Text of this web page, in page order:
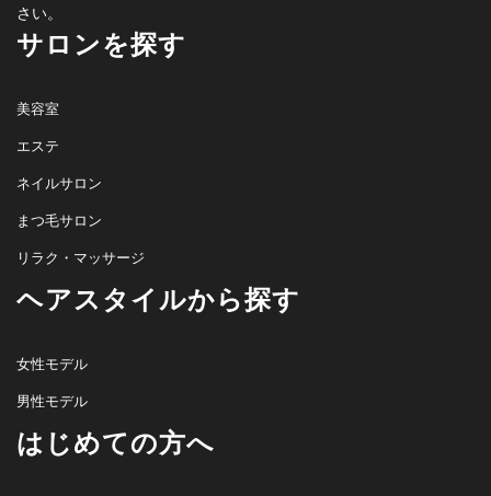
さい。
サロンを探す
美容室
エステ
ネイルサロン
まつ毛サロン
リラク・マッサージ
ヘアスタイルから探す
女性モデル
男性モデル
はじめての方へ